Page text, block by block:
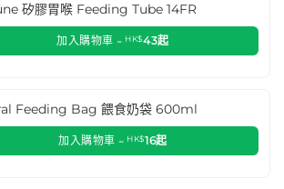
矽膠胃喉 Feeding Tube 14FR
加入購物車 - HK$43起
Feeding Bag 餵食奶袋 600ml
加入購物車 - HK$16起